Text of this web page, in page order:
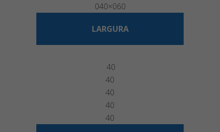
040×060
LARGURA
40
40
40
40
40